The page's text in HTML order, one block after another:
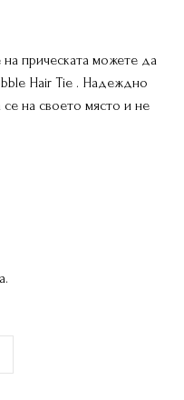
прическата можете да
Hair Tie . Надеждно
на своето място и не